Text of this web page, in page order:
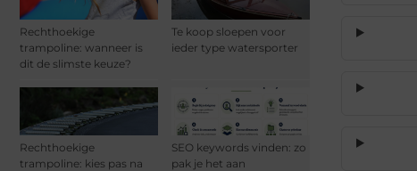
Rechthoekige
trampoline: wanneer is
dit de slimste keuze?
Te koop sloepen voor
ieder type watersporter
Rechthoekige
trampoline: kies pas na
SEO keywords vinden: zo
pak je het aan